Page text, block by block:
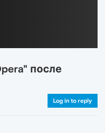
после
Log in to reply